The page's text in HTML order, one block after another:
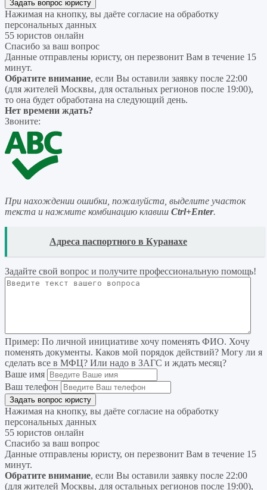
Нажимая на кнопку, вы даёте согласие на обработку
персональных данных
55 юристов онлайн
Спасибо за ваш вопрос
Данные отправлены юристу, он перезвонит Вам в течение 15
минут.
Обратите внимание, если Вы оставили заявку после 22:00
(для жителей Москвы, для остальных регионов после 19:00),
то она будет обработана на следующий день.
Нет времени ждать?
Звоните:
При нахождении ошибки, пожалуйста, выделите участок
текста и нажмите комбинацию клавиш Ctrl+Enter.
Адреса паспортного в Куранахе
Задайте свой вопрос и получите профессиональную помощь!
Пример: По личной инициативе хочу поменять ФИО. Хочу
поменять документы. Каков мой порядок действий? Могу ли я
сделать все в МФЦ? Или надо в ЗАГС и ждать месяц?
Ваше имя
Ваш телефон
Нажимая на кнопку, вы даёте согласие на обработку
персональных данных
55 юристов онлайн
Спасибо за ваш вопрос
Данные отправлены юристу, он перезвонит Вам в течение 15
минут.
Обратите внимание, если Вы оставили заявку после 22:00
(для жителей Москвы, для остальных регионов после 19:00),